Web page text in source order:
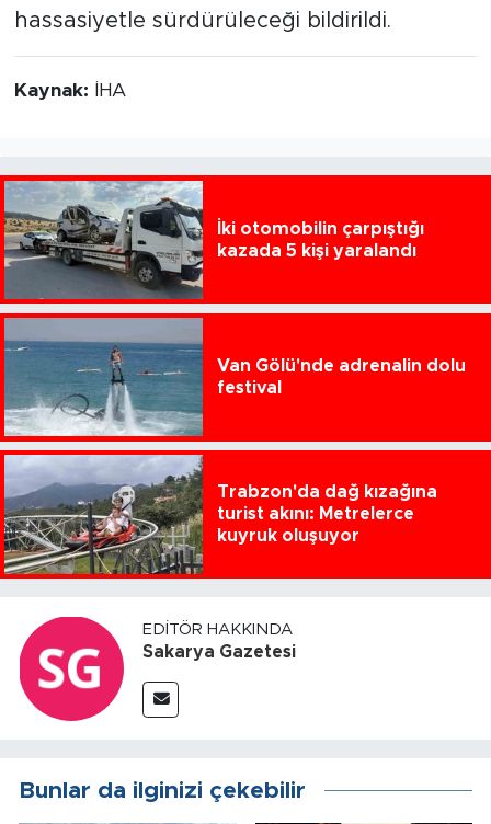
hassasiyetle sürdürüleceği bildirildi.
Kaynak: İHA
İki otomobilin çarpıştığı
kazada 5 kişi yaralandı
Van Gölü'nde adrenalin dolu
festival
Trabzon'da dağ kızağına
turist akını: Metrelerce
kuyruk oluşuyor
EDITÖR HAKKINDA
Sakarya Gazetesi
Bunlar da ilginizi çekebilir